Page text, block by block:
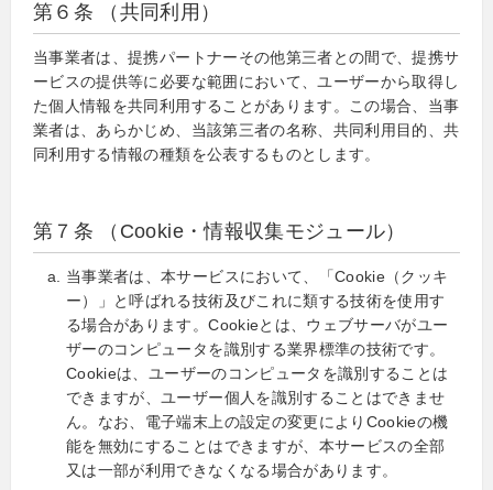
第６条 （共同利用）
当事業者は、提携パートナーその他第三者との間で、提携サ
ービスの提供等に必要な範囲において、ユーザーから取得し
た個人情報を共同利用することがあります。この場合、当事
業者は、あらかじめ、当該第三者の名称、共同利用目的、共
同利用する情報の種類を公表するものとします。
第７条 （Cookie・情報収集モジュール）
当事業者は、本サービスにおいて、「Cookie（クッキ
ー）」と呼ばれる技術及びこれに類する技術を使用す
る場合があります。Cookieとは、ウェブサーバがユー
ザーのコンピュータを識別する業界標準の技術です。
Cookieは、ユーザーのコンピュータを識別することは
できますが、ユーザー個人を識別することはできませ
ん。なお、電子端末上の設定の変更によりCookieの機
能を無効にすることはできますが、本サービスの全部
又は一部が利用できなくなる場合があります。